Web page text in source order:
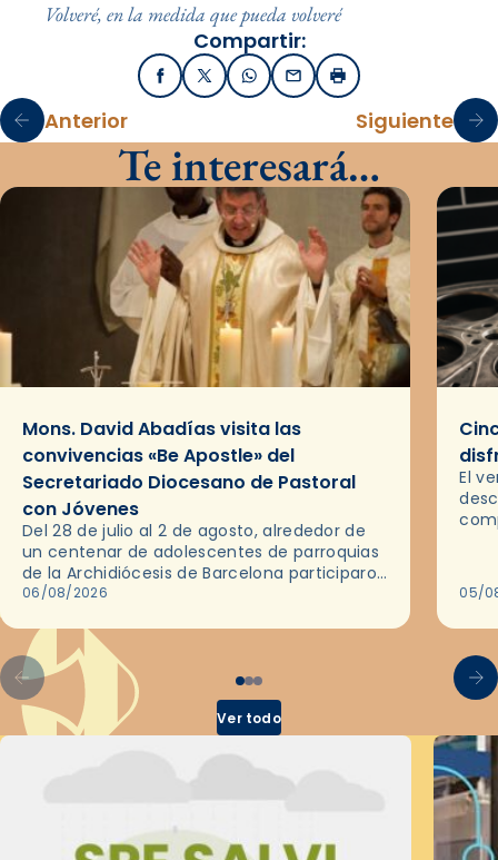
Volveré, en la medida que pueda volveré
Compartir:
FacebookX / TwitterWhatsApp
EmailImprimir
Anterior Siguiente
Te interesará…
Mons. David Abadías visita las
convivencias «Be Apostle» del
Secretariado Diocesano de Pastoral
con Jóvenes
Del 28 de julio al 2 de agosto, alrededor de
un centenar de adolescentes de parroquias
de la Archidiócesis de Barcelona participaron
en las convivencias Be Apostle, organizadas
06/08/2026
El
05/
Ver todo